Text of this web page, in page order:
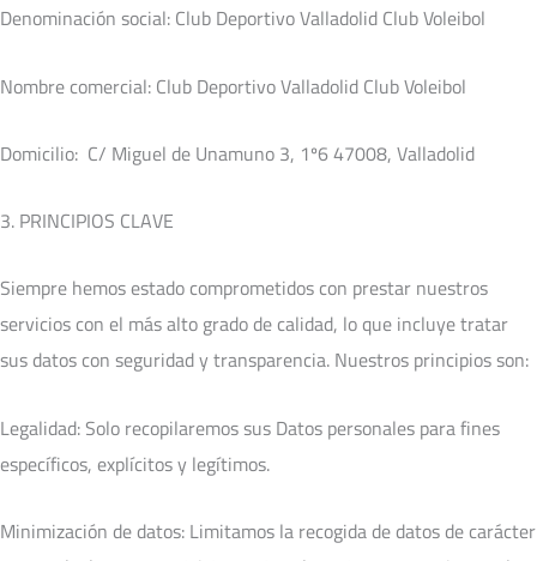
Denominación social: Club Deportivo Valladolid Club Voleibol
Nombre comercial: Club Deportivo Valladolid Club Voleibol
Domicilio: C/ Miguel de Unamuno 3, 1º6 47008, Valladolid
3. PRINCIPIOS CLAVE
Siempre hemos estado comprometidos con prestar nuestros
servicios con el más alto grado de calidad, lo que incluye tratar
sus datos con seguridad y transparencia. Nuestros principios son:
Legalidad: Solo recopilaremos sus Datos personales para fines
específicos, explícitos y legítimos.
Minimización de datos: Limitamos la recogida de datos de carácter